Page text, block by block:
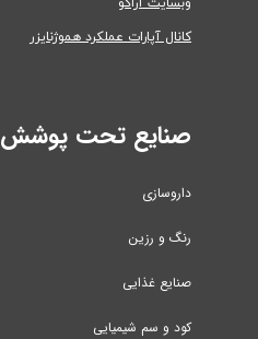
وبسایت آراکو
کانال آپارات عملکرد هموژنایزر
صنایع تحت پوشش
داروسازی
رنگ و رزین
صنایع غذایی
کود و سم شیمیایی